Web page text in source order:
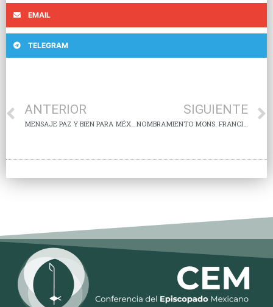
EMAIL
TELEGRAM
ANTERIOR SIGUIENTE
NOMBRAMIENTO MONS. FRANCISCO JAVIER ACERO PÉREZ